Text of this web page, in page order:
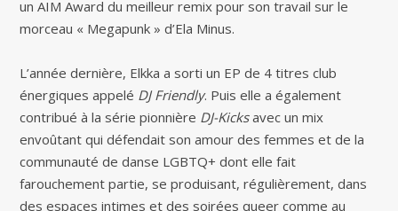
un AIM Award du meilleur remix pour son travail sur le
morceau « Megapunk » d’Ela Minus.
L’année dernière, Elkka a sorti un EP de 4 titres club
énergiques appelé DJ Friendly. Puis elle a également
contribué à la série pionnière DJ-Kicksavec un mix
envoûtant qui défendait son amour des femmes et de la
communauté de danse LGBTQ+ dont elle fait
farouchement partie, se produisant, régulièrement, dans
des espaces intimes et des soirées queer comme au